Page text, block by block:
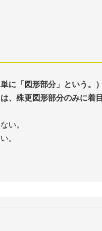
に「図形部分」という。）
、殊更図形部分のみに着目
い。
。